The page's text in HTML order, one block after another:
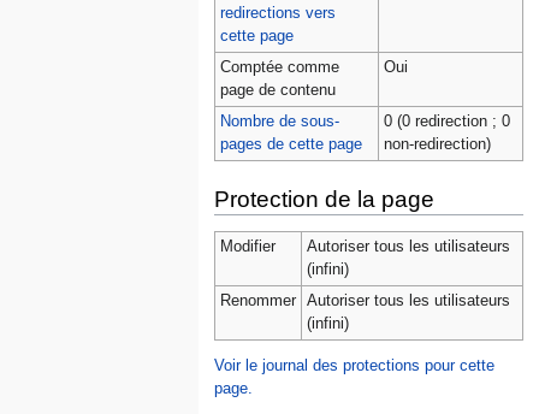
redirections vers
cette page
Comptée comme
page de contenu
Oui
Nombre de sous-
pages de cette page
0 (0 redirection ; 0
non-redirection)
Protection de la page
Modifier
Autoriser tous les utilisateurs
(infini)
Renommer
Autoriser tous les utilisateurs
(infini)
Voir le journal des protections pour cette
page.